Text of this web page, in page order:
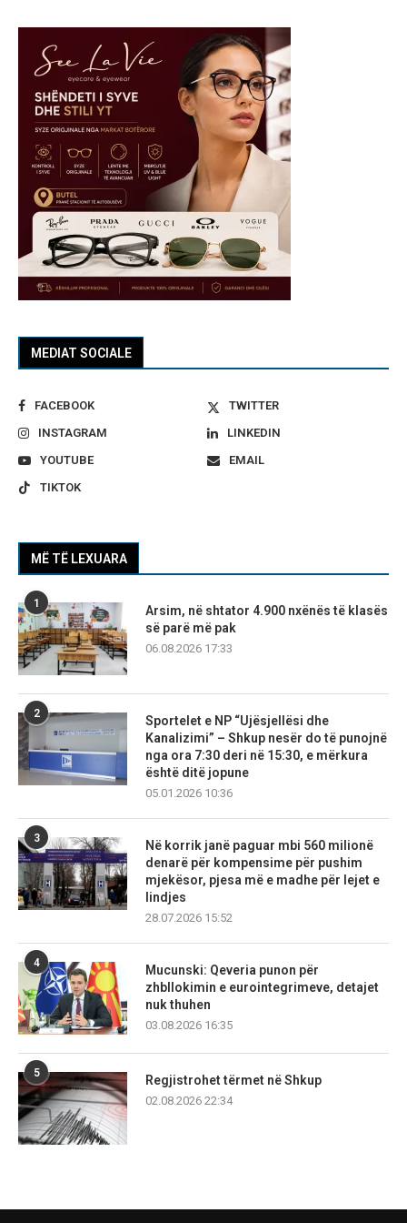
MEDIAT SOCIALE
FACEBOOK
TWITTER
INSTAGRAM
LINKEDIN
YOUTUBE
EMAIL
TIKTOK
MË TË LEXUARA
1
Arsim, në shtator 4.900 nxënës të klasës
së parë më pak
06.08.2026 17:33
2
Sportelet e NP “Ujësjellësi dhe
Kanalizimi” – Shkup nesër do të punojnë
nga ora 7:30 deri në 15:30, e mërkura
është ditë jopune
05.01.2026 10:36
3
Në korrik janë paguar mbi 560 milionë
denarë për kompensime për pushim
mjekësor, pjesa më e madhe për lejet e
lindjes
28.07.2026 15:52
4
Mucunski: Qeveria punon për
zhbllokimin e eurointegrimeve, detajet
nuk thuhen
03.08.2026 16:35
5
Regjistrohet tërmet në Shkup
02.08.2026 22:34